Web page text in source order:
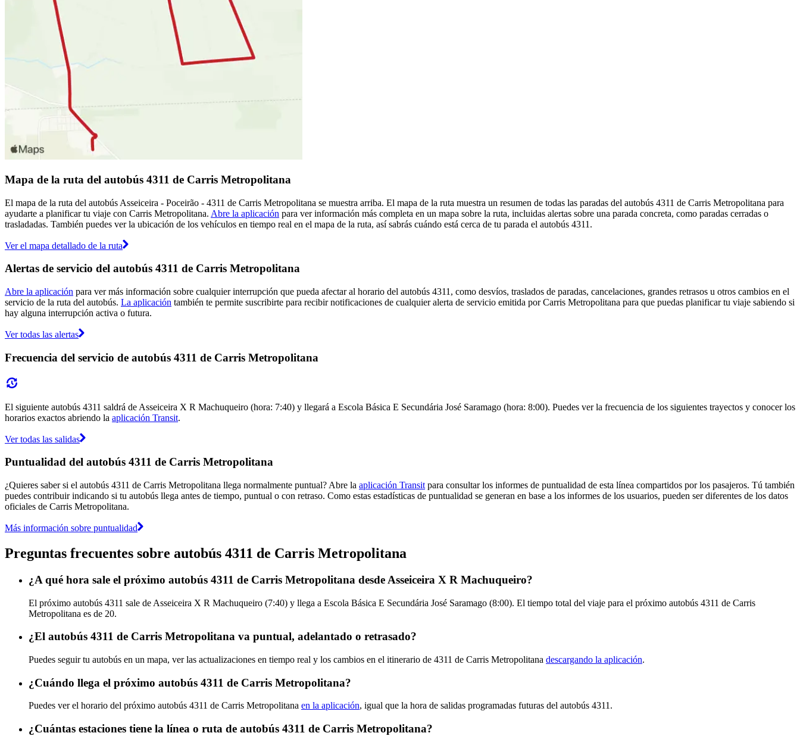
Mapa de la ruta del autobús 4311 de Carris Metropolitana
El mapa de la ruta del autobús Asseiceira - Poceirão - 4311 de Carris Metropolitana se muestra arriba. El mapa de la ruta muestra un resumen de todas las paradas del autobús 4311 de Carris Metropolitana para
ayudarte a planificar tu viaje con Carris Metropolitana. Abre la aplicación para ver información más completa en un mapa sobre la ruta, incluidas alertas sobre una parada concreta, como paradas cerradas o
trasladadas. También puedes ver la ubicación de los vehículos en tiempo real en el mapa de la ruta, así sabrás cuándo está cerca de tu parada el autobús 4311.
Ver el mapa detallado de la ruta
Alertas de servicio del autobús 4311 de Carris Metropolitana
Abre la aplicación para ver más información sobre cualquier interrupción que pueda afectar al horario del autobús 4311, como desvíos, traslados de paradas, cancelaciones, grandes retrasos u otros cambios en el
servicio de la ruta del autobús. La aplicación también te permite suscribirte para recibir notificaciones de cualquier alerta de servicio emitida por Carris Metropolitana para que puedas planificar tu viaje sabiendo si
hay alguna interrupción activa o futura.
Ver todas las alertas
Frecuencia del servicio de autobús 4311 de Carris Metropolitana
El siguiente autobús 4311 saldrá de Asseiceira X R Machuqueiro (hora: 7:40) y llegará a Escola Básica E Secundária José Saramago (hora: 8:00). Puedes ver la frecuencia de los siguientes trayectos y conocer los
horarios exactos abriendo la aplicación Transit.
Ver todas las salidas
Puntualidad del autobús 4311 de Carris Metropolitana
¿Quieres saber si el autobús 4311 de Carris Metropolitana llega normalmente puntual? Abre la aplicación Transit para consultar los informes de puntualidad de esta línea compartidos por los pasajeros. Tú también
puedes contribuir indicando si tu autobús llega antes de tiempo, puntual o con retraso. Como estas estadísticas de puntualidad se generan en base a los informes de los usuarios, pueden ser diferentes de los datos
oficiales de Carris Metropolitana.
Más información sobre puntualidad
Preguntas frecuentes sobre autobús 4311 de Carris Metropolitana
¿A qué hora sale el próximo autobús 4311 de Carris Metropolitana desde Asseiceira X R Machuqueiro?
El próximo autobús 4311 sale de Asseiceira X R Machuqueiro (7:40) y llega a Escola Básica E Secundária José Saramago (8:00). El tiempo total del viaje para el próximo autobús 4311 de Carris
Metropolitana es de 20.
¿El autobús 4311 de Carris Metropolitana va puntual, adelantado o retrasado?
Puedes seguir tu autobús en un mapa, ver las actualizaciones en tiempo real y los cambios en el itinerario de 4311 de Carris Metropolitana descargando la aplicación.
¿Cuándo llega el próximo autobús 4311 de Carris Metropolitana?
Puedes ver el horario del próximo autobús 4311 de Carris Metropolitana en la aplicación, igual que la hora de salidas programadas futuras del autobús 4311.
¿Cuántas estaciones tiene la línea o ruta de autobús 4311 de Carris Metropolitana?